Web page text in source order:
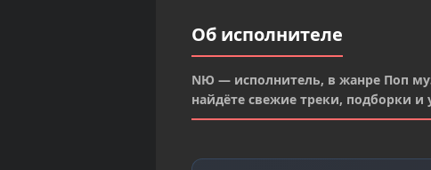
Об исполнителе
NЮ — исполнитель, в жанре Поп
найдёте свежие треки, подборки